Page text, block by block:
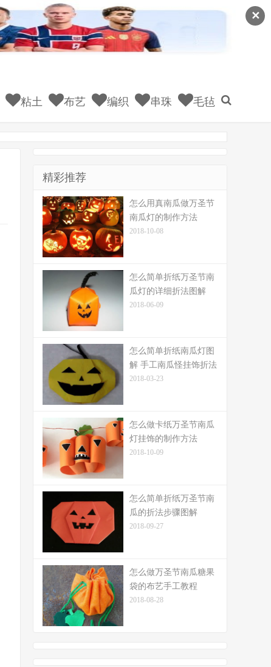
✕
粘土 布艺 编织 串珠 毛毡
精彩推荐
怎么用真南瓜做万圣节
南瓜灯的制作方法
2018-10-08
怎么简单折纸万圣节南
瓜灯的详细折法图解
2018-06-09
怎么简单折纸南瓜灯图
解 手工南瓜怪挂饰折法
2018-03-23
怎么做卡纸万圣节南瓜
灯挂饰的制作方法
2018-10-09
怎么简单折纸万圣节南
瓜的折法步骤图解
2018-09-27
怎么做万圣节南瓜糖果
袋的布艺手工教程
2018-08-28